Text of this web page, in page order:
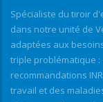
Spécialiste du tiroir
dans notre unité de
adaptées aux
triple problématique :
recommandations
travail et des